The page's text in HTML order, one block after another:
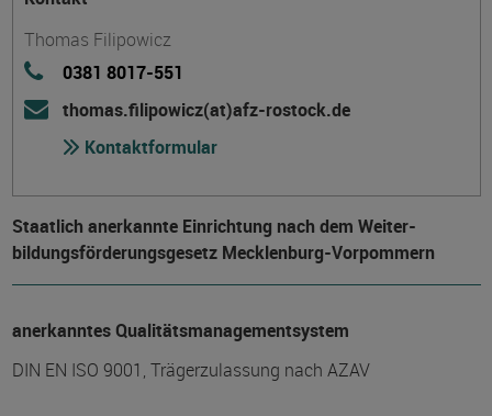
Thomas Filipowicz
0381 8017-551
thomas.filipowicz(at)afz-rostock.de
Kontaktformular
Staatlich anerkannte Einrichtung nach dem Weiter­
bildungs­förderungs­gesetz Mecklenburg-Vorpommern
anerkanntes Qualitätsmanagementsystem
DIN EN ISO 9001, Trägerzulassung nach AZAV